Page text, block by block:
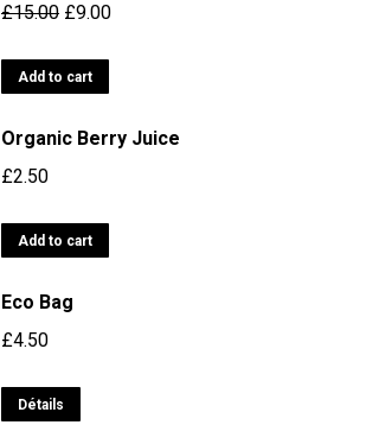
£15.00 £9.00
Add to cart
Organic Berry Juice
£2.50
Add to cart
Eco Bag
£4.50
Détails